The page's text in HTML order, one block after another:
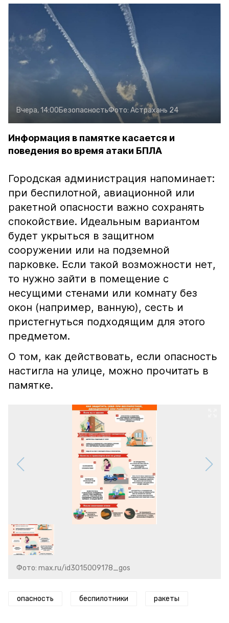
Вчера, 14:00БезопасностьФото: Астрахань 24
Информация в памятке касается и
поведения во время атаки БПЛА
Городская администрация напоминает:
при беспилотной, авиационной или
ракетной опасности важно сохранять
спокойствие. Идеальным вариантом
будет укрыться в защитном
сооружении или на подземной
парковке. Если такой возможности нет,
то нужно зайти в помещение с
несущими стенами или комнату без
окон (например, ванную), сесть и
пристегнуться подходящим для этого
предметом.
О том, как действовать, если опасность
настигла на улице, можно прочитать в
памятке.
Фото: max.ru/id3015009178_gos
опасность беспилотники ракеты